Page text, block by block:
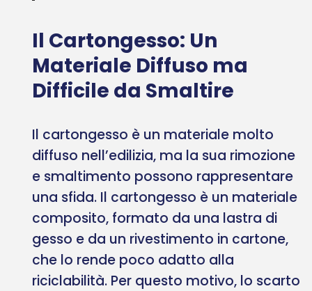
Il Cartongesso: Un
Materiale Diffuso ma
Difficile da Smaltire
Il cartongesso è un materiale molto
diffuso nell’edilizia, ma la sua rimozione
e smaltimento possono rappresentare
una sfida. Il cartongesso è un materiale
composito, formato da una lastra di
gesso e da un rivestimento in cartone,
che lo rende poco adatto alla
riciclabilità. Per questo motivo, lo scarto